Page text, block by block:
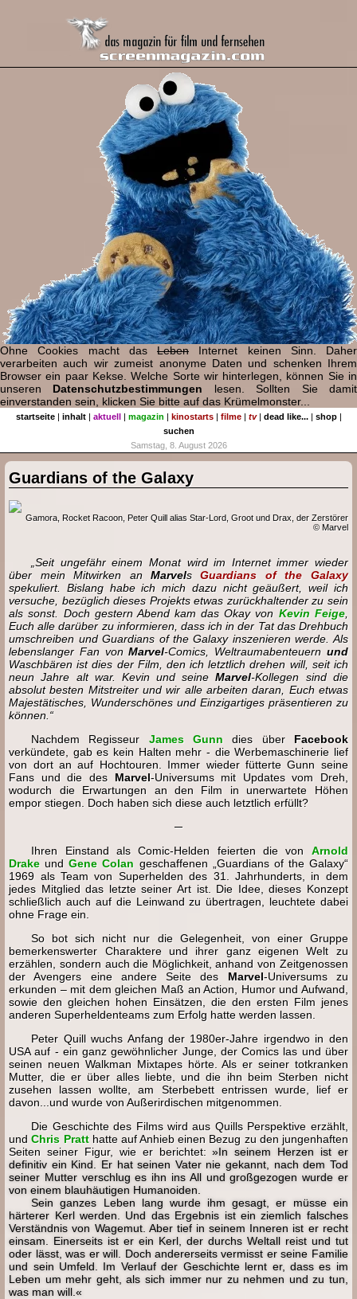
startseite| inhalt| aktuell| magazin | kinostarts| filme| tv| dead like...| shop|
suchen
Samstag, 8. August 2026
Guardians of the Galaxy
Gamora, Rocket Racoon, Peter Quill alias Star-Lord, Groot und Drax, der Zerstörer
© Marvel
„Seit ungefähr einem Monat wird im Internet immer wieder
über mein Mitwirken an MarvelsGuardians of the Galaxy
spekuliert. Bislang habe ich mich dazu nicht geäußert, weil ich
versuche, bezüglich dieses Projekts etwas zurückhaltender zu sein
als sonst. Doch gestern Abend kam das Okay von Kevin Feige,
Euch alle darüber zu informieren, dass ich in der Tat das Drehbuch
umschreiben und Guardians of the Galaxy inszenieren werde. Als
lebenslanger Fan vonMarvel-Comics, Weltraumabenteuern und
Waschbären ist dies der Film, den ich letztlich drehen will, seit ich
neun Jahre alt war. Kevin und seineMarvel-Kollegen sind die
absolut besten Mitstreiter und wir alle arbeiten daran, Euch etwas
Majestätisches, Wunderschönes und Einzigartiges präsentieren zu
können.“
Nachdem Regisseur James Gunn dies über Facebook
verkündete, gab es kein Halten mehr - die Werbemaschinerie lief
von dort an auf Hochtouren. Immer wieder fütterte Gunn seine
Fans und die des Marvel-Universums mit Updates vom Dreh,
wodurch die Erwartungen an den Film in unerwartete Höhen
empor stiegen. Doch haben sich diese auch letztlich erfüllt?
─
Ihren Einstand als Comic-Helden feierten die von Arnold
Drake undGene Colan geschaffenen „Guardians of the Galaxy“
1969 als Team von Superhelden des 31. Jahrhunderts, in dem
jedes Mitglied das letzte seiner Art ist. Die Idee, dieses Konzept
schließlich auch auf die Leinwand zu übertragen, leuchtete dabei
ohne Frage ein.
So bot sich nicht nur die Gelegenheit, von einer Gruppe
bemerkenswerter Charaktere und ihrer ganz eigenen Welt zu
erzählen, sondern auch die Möglichkeit, anhand von Zeitgenossen
der Avengers eine andere Seite des Marvel-Universums zu
erkunden – mit dem gleichen Maß an Action, Humor und Aufwand,
sowie den gleichen hohen Einsätzen, die den ersten Film jenes
anderen Superheldenteams zum Erfolg hatte werden lassen.
Peter Quill wuchs Anfang der 1980er-Jahre irgendwo in den
USA auf - ein ganz gewöhnlicher Junge, der Comics las und über
seinen neuen Walkman Mixtapes hörte. Als er seiner totkranken
Mutter, die er über alles liebte, und die ihn beim Sterben nicht
zusehen lassen wollte, am Sterbebett entrissen wurde, lief er
davon...und wurde von Außerirdischen mitgenommen.
Die Geschichte des Films wird aus Quills Perspektive erzählt,
undChris Pratthatte auf Anhieb einen Bezug zu den jungenhaften
Seiten seiner Figur, wie er berichtet:»In seinem Herzen ist er
definitiv ein Kind. Er hat seinen Vater nie gekannt, nach dem Tod
seiner Mutter verschlug es ihn ins All und großgezogen wurde er
von einem blauhäutigen Humanoiden.
Sein ganzes Leben lang wurde ihm gesagt, er müsse ein
härterer Kerl werden. Und das Ergebnis ist ein ziemlich falsches
Verständnis von Wagemut. Aber tief in seinem Inneren ist er recht
einsam. Einerseits ist er ein Kerl, der durchs Weltall reist und tut
oder lässt, was er will. Doch andererseits vermisst er seine Familie
und sein Umfeld. Im Verlauf der Geschichte lernt er, dass es im
Leben um mehr geht, als sich immer nur zu nehmen und zu tun,
was man will.«
Ohne Cookies macht das Leben Internet keinen Sinn. Daher
verarbeiten auch wir zumeist anonyme Daten und schenken Ihrem
Browser ein paar Kekse. Welche Sorte wir hinterlegen, können Sie in
unseren Datenschutzbestimmungen lesen. Sollten Sie damit
einverstanden sein, klicken Sie bitte auf das Krümelmonster...